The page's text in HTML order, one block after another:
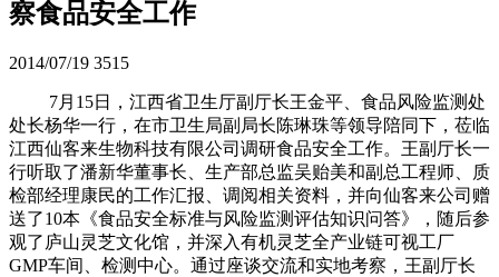
察食品安全工作
2014/07/19 3515
7月15日，江西省卫生厅副厅长王金平、食品风险监测处
处长杨华一行，在市卫生局副局长陈琳珠等领导陪同下，莅临
江西仙客来生物科技有限公司调研食品安全工作。王副厅长一
行听取了潘新华董事长、生产部总监吴贻美和副总工程师、质
检部经理康民的工作汇报、调阅相关资料，并向仙客来公司赠
送了10本《食品安全标准与风险监测评估知识问答》，随后参
观了庐山灵芝文化馆，并深入有机灵芝全产业链可视工厂
GMP车间、检测中心。通过座谈交流和实地考察，王副厅长